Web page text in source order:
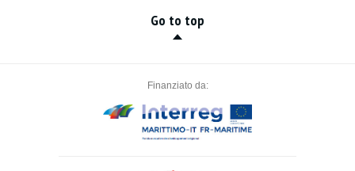
Go to top
Finanziato da: